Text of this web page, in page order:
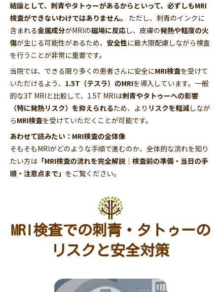
結論として、刺青やタトゥーがあるからといって、必ずしもMRI
検査ができないわけではありません。
ただし、刺青のインクに
含まれる金属成分がMRIの磁場に反応し、皮膚の発熱や軽度の火
傷が生じる可能性があるため、 安全性に最大限配慮しながら検査
を行うことが非常に重要です。
当院では、できる限り多くの患者さんに安全にMRI検査を受けて
いただけるよう、 1.5T（テスラ）のMRIを導入しています。一般
的な3T MRIと比較して、1.5T MRIは刺青やタトゥーへの影響
（特に発熱リスク）を抑えられるため、より リスクを軽減しなが
らMRI検査を受けていただくことが可能です。
あわせて読みたい：MRI検査の全体像
そもそもMRIがどのような手順で進むのか、全体的な流れを知り
たい方は 「MRI検査の流れを完全解説｜検査前の準備・当日の手
順・注意点まで」 をご覧ください。
MRI検査での刺青・タトゥーの
リスクと安全対策